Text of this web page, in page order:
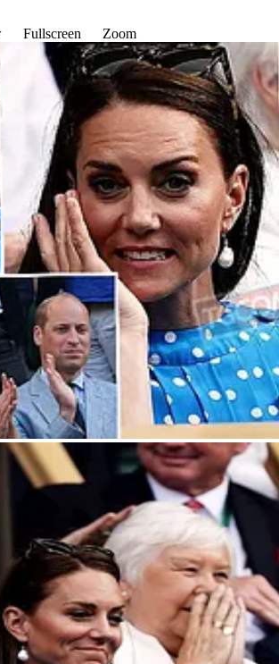
Fullscreen Zoom